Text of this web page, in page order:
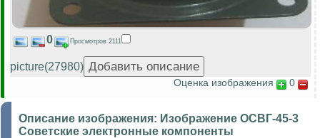
0 Просмотров 2111
picture(27980)
Оценка изображения 0
Описание изображения: Изображение ОСВГ-45-3
Советские электронные компоненты